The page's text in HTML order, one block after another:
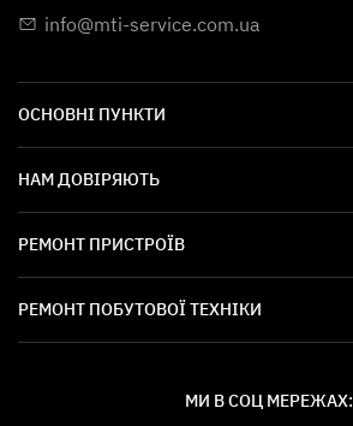
info@mti-service.com.ua
ОСНОВНІ ПУНКТИ
НАМ ДОВІРЯЮТЬ
РЕМОНТ ПРИСТРОЇВ
РЕМОНТ ПОБУТОВОЇ ТЕХНІКИ
МИ В СОЦ МЕРЕЖАХ: